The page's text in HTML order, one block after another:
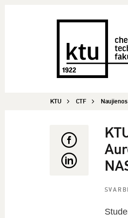
KTU CTF Naujienos